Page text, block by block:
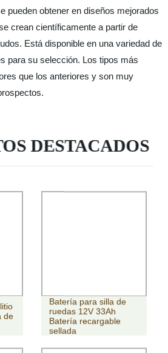
pueden obtener en diseños mejorados
crean científicamente a partir de
Está disponible en una variedad de
para su selección. Los tipos más
que los anteriores y son muy
DESTACADOS
de
Batería para silla de
ruedas 12V 33Ah
Batería recargable
sellada